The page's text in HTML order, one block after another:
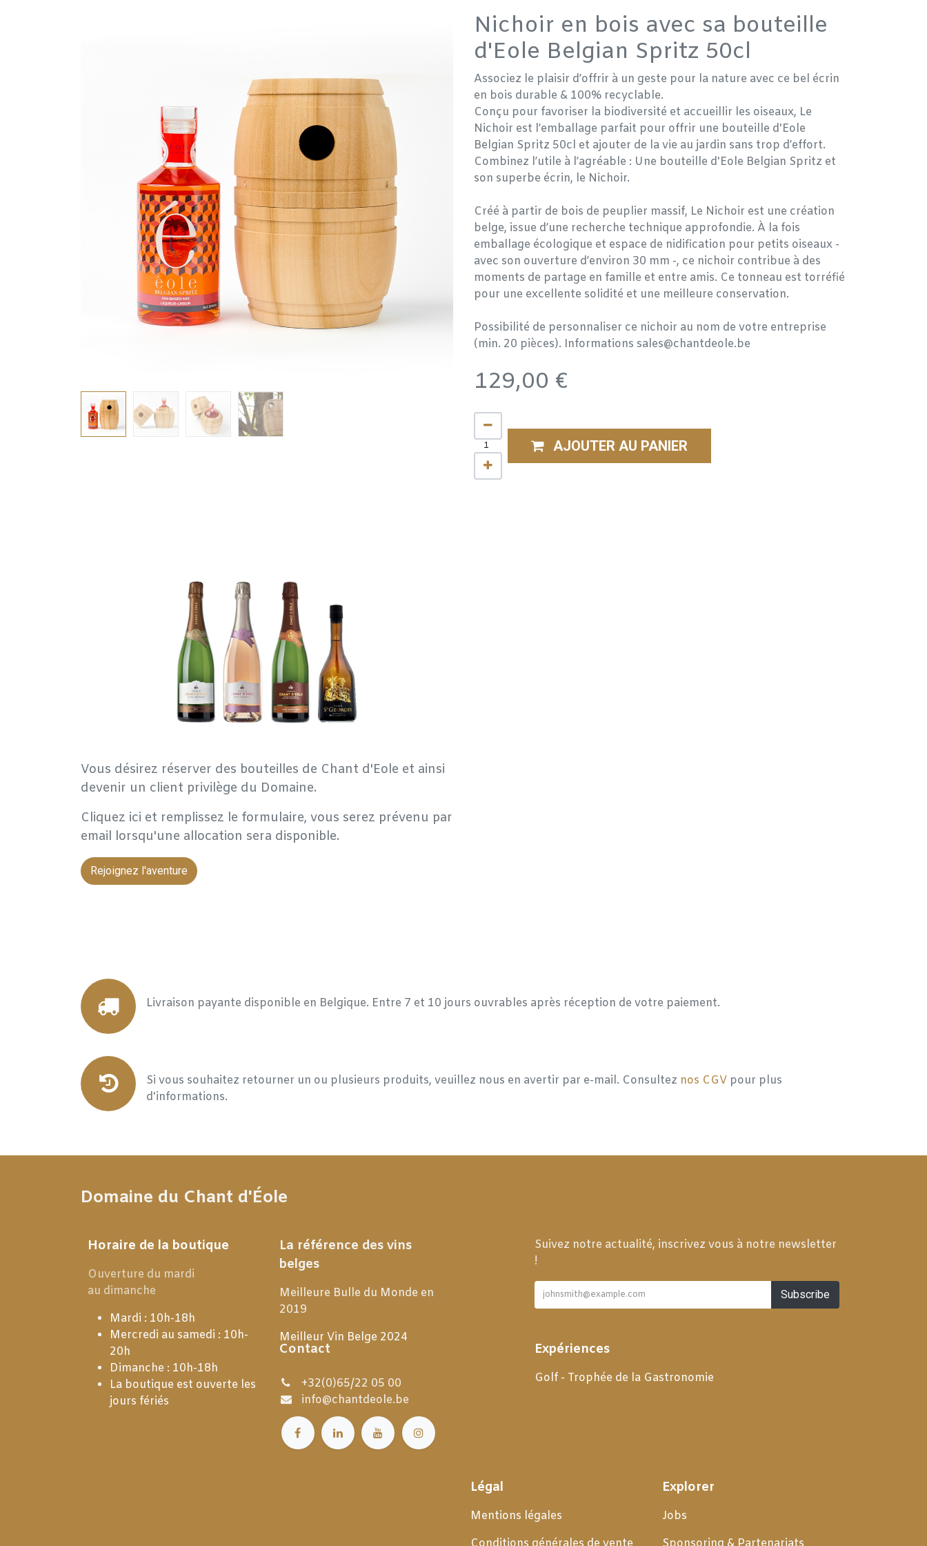
Nichoir en bois avec sa bouteille
d'Eole Belgian Spritz 50cl
Associez le plaisir d’offrir à un geste pour la nature avec ce bel écrin
en bois durable & 100% recyclable.
Conçu pour favoriser la biodiversité et accueillir les oiseaux, Le
Nichoir est l’emballage parfait pour offrir une bouteille d'Eole
Belgian Spritz 50cl et ajouter de la vie au jardin sans trop d’effort.
Combinez l’utile à l’agréable : Une bouteille d'Eole Belgian Spritz et
son superbe écrin, le Nichoir.
Créé à partir de bois de peuplier massif, Le Nichoir est une création
belge, issue d’une recherche technique approfondie. À la fois
emballage écologique et espace de nidification pour petits oiseaux -
avec son ouverture d’environ 30 mm -, ce nichoir contribue à des
moments de partage en famille et entre amis. Ce tonneau est torréfié
pour une excellente solidité et une meilleure conservation.
Possibilité de personnaliser ce nichoir au nom de votre entreprise
(min. 20 pièces). Informations sales@chantdeole.be
129,00 €
AJOUTER AU PANIER
Vous désirez réserver des bouteilles de Chant d'Eole et ainsi
devenir un client privilège du Domaine.
Cliquez ici et remplissez le formulaire, vous serez prévenu par
email lorsqu'une allocation sera disponible.
Rejoignez l'aventure
Livraison payante disponible en Belgique. Entre 7 et 10 jours ouvrables après réception de votre paiement.
Si vous souhaitez retourner un ou plusieurs produits, veuillez nous en avertir par e-mail. Consultez nos CGV pour plus
d'informations.
Domaine du Chant d'Éole
Suivez notre actualité, inscrivez vous à notre newsletter
!
Subscribe
Contact
+32(0)65/22 05 00
info@chantdeole.be
Horaire de la boutique
Ouverture du mardi
au dimanche
Mardi : 10h-18h
Mercredi au samedi : 10h-
20h
Dimanche : 10h-18h
La boutique est ouverte les
jours fériés
La référence des vins
belges
Meilleure Bulle du Monde en
2019
Meilleur Vin Belge 2024
Expériences
Golf - Trophée de la Gastronomie
Explorer
Jobs
Légal
Mentions légales